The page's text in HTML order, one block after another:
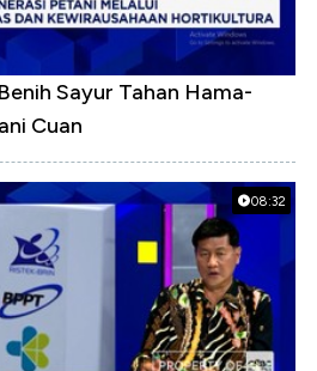
Sayur Tahan Hama-
Cuan
08:32